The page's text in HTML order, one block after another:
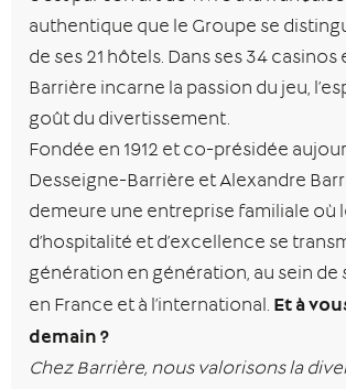
authentique que le Groupe se
de ses 21 hôtels. Dans ses 34 casinos
Barrière incarne la passion du jeu,
goût du divertissement.
Fondée en 1912 et co-présidée
Desseigne-Barrière et Alexandre
demeure une entreprise familiale où
d’hospitalité et d’excellence se
génération en génération, au sein de
en France et à l’international. Et à
demain ?
Chez Barrière, nous valorisons la